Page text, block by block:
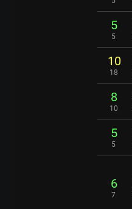
5
5
10
18
8
10
5
5
6
7